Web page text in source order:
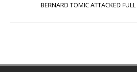
BERNARD TOMIC ATTACKED FULL